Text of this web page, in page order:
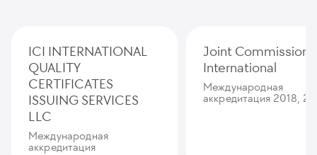
ICI INTERNATIONAL
QUALITY
CERTIFICATES
ISSUING SERVICES
LLC
Международная
аккредитация
Joint Commission
International
Международная
аккредитация 2018,